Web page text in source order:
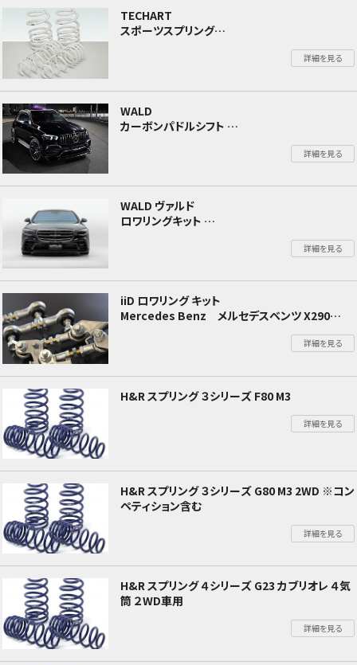
TECHART
スポーツスプリング
ポルシェ 718 ボクスター Boxster/ケイマン
詳細を見る
WALD
カーボンパドルシフト
メルセデスベンツ GLEクラス W167 2019年～
詳細を見る
WALD ヴァルド
ロワリングキット
Mercedes Benz Sクラス W223 2021年～
詳細を見る
iiD ロワリング キット
Mercedes Benz メルセデスベンツ X290
詳細を見る
H&R スプリング ３シリーズ F80 M3
詳細を見る
H&R スプリング ３シリーズ G80 M3 2WD ※コン
ペティション含む
詳細を見る
H&R スプリング ４シリーズ G23 カブリオレ ４気
筒 ２WD車用
詳細を見る